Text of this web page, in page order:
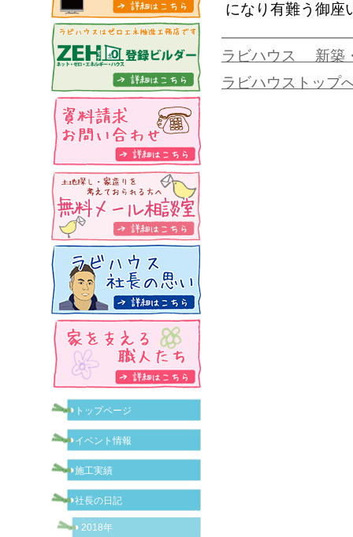
になり有難う御座
ラビハウス 新築
ラビハウストップ
トップページ
イベント情報
施工実績
社長の日記
2018年